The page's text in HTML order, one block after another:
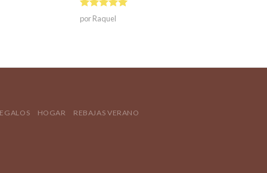
Valorado en
5
de 5
por Raquel
HOGAR REBAJAS VERANO